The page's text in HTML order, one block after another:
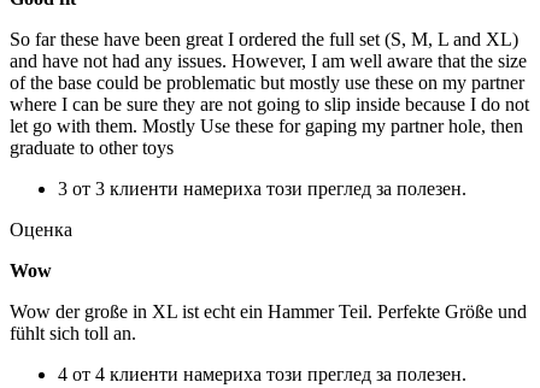
So far these have been great I ordered the full set (S, M, L and XL)
and have not had any issues. However, I am well aware that the size
of the base could be problematic but mostly use these on my partner
where I can be sure they are not going to slip inside because I do not
let go with them. Mostly Use these for gaping my partner hole, then
graduate to other toys
3 от 3 клиенти намериха този преглед за полезен.
Оценка
Wow
Wow der große in XL ist echt ein Hammer Teil. Perfekte Größe und
fühlt sich toll an.
4 от 4 клиенти намериха този преглед за полезен.